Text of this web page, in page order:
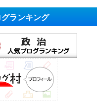
グランキング